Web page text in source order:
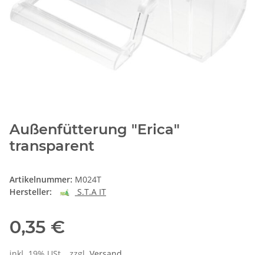
Außenfütterung "Erica"
transparent
Artikelnummer: M024T
Hersteller:
S.T.A IT
0,35 €